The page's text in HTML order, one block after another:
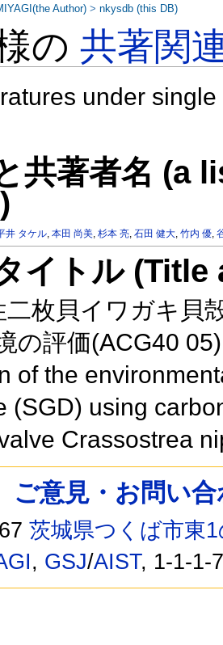
の共著関
under
共著者名 (a
井 タケル,本田 尚美,杉本 亮,石田 健大,竹内 優,
イトル
二枚貝イワガキ貝
の評価(ACG40
of the
(SGD) using
Crassostrea
Author) >nkysdb (this DB)
ご意見・お問い
茨城県つくば市東
, GSJ/AIST, 1-1-1-